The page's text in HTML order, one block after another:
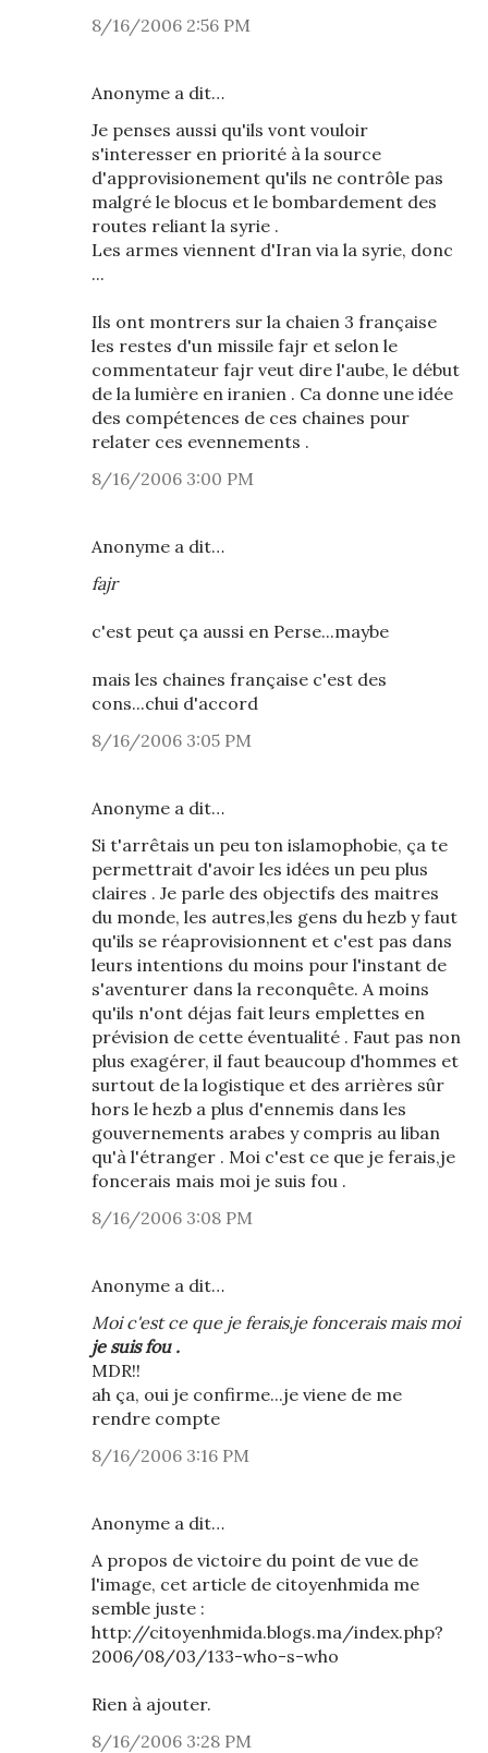
8/16/2006 2:56 PM
Anonyme a dit…
Je penses aussi qu'ils vont vouloir
s'interesser en priorité à la source
d'approvisionement qu'ils ne contrôle pas
malgré le blocus et le bombardement des
routes reliant la syrie .
Les armes viennent d'Iran via la syrie, donc
...
Ils ont montrers sur la chaien 3 française
les restes d'un missile fajr et selon le
commentateur fajr veut dire l'aube, le début
de la lumière en iranien . Ca donne une idée
des compétences de ces chaines pour
relater ces evennements .
8/16/2006 3:00 PM
Anonyme a dit…
fajr
c'est peut ça aussi en Perse...maybe
mais les chaines française c'est des
cons...chui d'accord
8/16/2006 3:05 PM
Anonyme a dit…
Si t'arrêtais un peu ton islamophobie, ça te
permettrait d'avoir les idées un peu plus
claires . Je parle des objectifs des maitres
du monde, les autres,les gens du hezb y faut
qu'ils se réaprovisionnent et c'est pas dans
leurs intentions du moins pour l'instant de
s'aventurer dans la reconquête. A moins
qu'ils n'ont déjas fait leurs emplettes en
prévision de cette éventualité . Faut pas non
plus exagérer, il faut beaucoup d'hommes et
surtout de la logistique et des arrières sûr
hors le hezb a plus d'ennemis dans les
gouvernements arabes y compris au liban
qu'à l'étranger . Moi c'est ce que je ferais,je
foncerais mais moi je suis fou .
8/16/2006 3:08 PM
Anonyme a dit…
Moi c'est ce que je ferais,je foncerais mais moi
je suis fou .
MDR!!
ah ça, oui je confirme...je viene de me
rendre compte
8/16/2006 3:16 PM
Anonyme a dit…
A propos de victoire du point de vue de
l'image, cet article de citoyenhmida me
semble juste :
http://citoyenhmida.blogs.ma/index.php?
2006/08/03/133-who-s-who
Rien à ajouter.
8/16/2006 3:28 PM